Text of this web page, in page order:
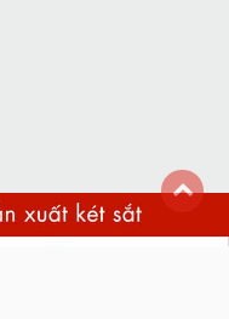
back